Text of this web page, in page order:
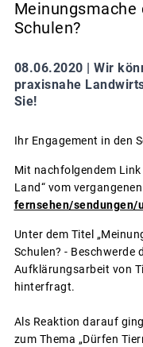
Schulen?
08.06.2020 | Wir
praxisnahe
Sie!
Ihr Engagement in den
Mit nachfolgendem
Land“ vom
fernsehen/sendungen/
Unter dem Titel
Schulen? - Beschwerde
Aufklärungsarbeit von
hinterfragt.
Als Reaktion darauf
zum Thema „Dürfen